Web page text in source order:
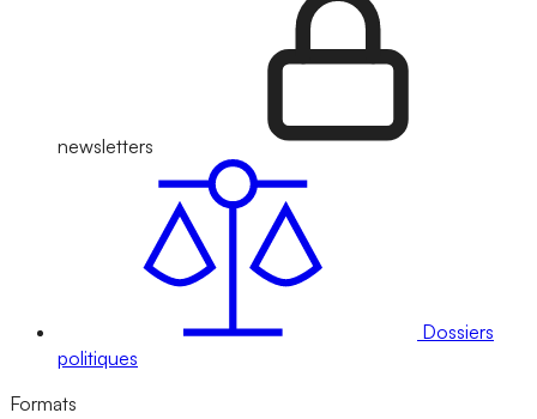
newsletters
Dossiers
politiques
Formats